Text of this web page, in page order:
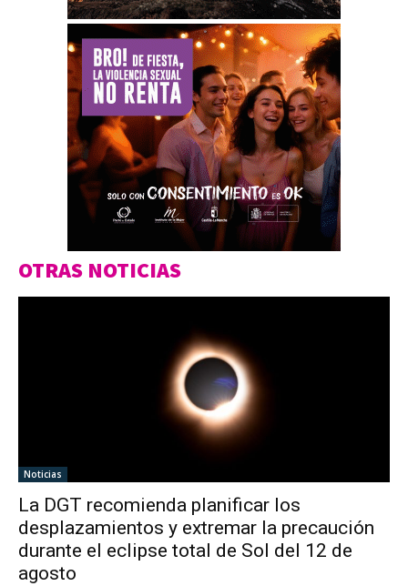
OTRAS NOTICIAS
Noticias
La DGT recomienda planificar los
desplazamientos y extremar la precaución
durante el eclipse total de Sol del 12 de
agosto